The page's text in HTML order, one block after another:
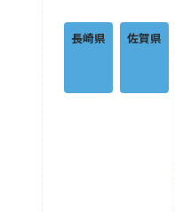
長崎県 佐賀県